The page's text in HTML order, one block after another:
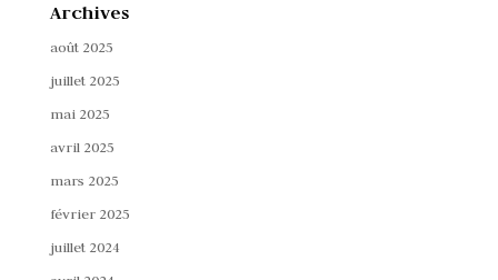
Archives
août 2025
juillet 2025
mai 2025
avril 2025
mars 2025
février 2025
juillet 2024